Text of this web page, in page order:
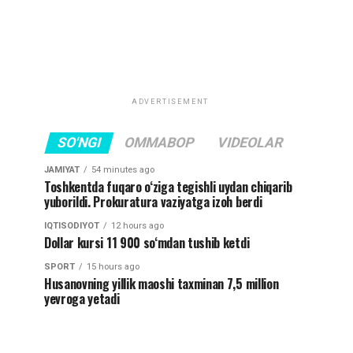
ADVERTISEMENT
SO'NGI OMMABOP VIDEOLAR
JAMIYAT 54 minutes ago
Toshkentda fuqaro o‘ziga tegishli uydan chiqarib
yuborildi. Prokuratura vaziyatga izoh berdi
IQTISODIYOT 12 hours ago
Dollar kursi 11 900 so‘mdan tushib ketdi
SPORT 15 hours ago
Husanovning yillik maoshi taxminan 7,5 million
yevroga yetadi